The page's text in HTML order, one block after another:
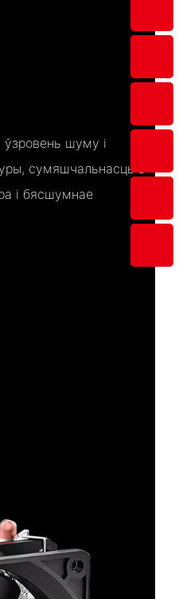
ўзровень шуму і
сумяшчальнасць з
і бясшумнае